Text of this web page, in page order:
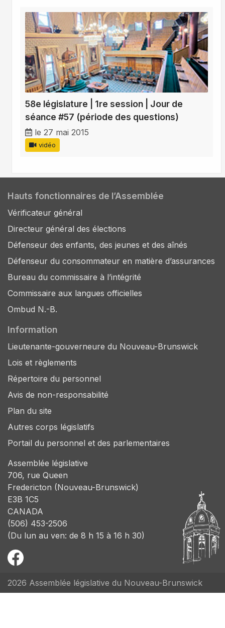
58e législature | 1re session | Jour de
séance #57 (période des questions)
le 27 mai 2015
vidéo
Hauts fonctionnaires de l’Assemblée
Vérificateur général
Directeur général des élections
Défenseur des enfants, des jeunes et des aînés
Défenseur du consommateur en matière d’assurances
Bureau du commissaire à l’intégrité
Commissaire aux langues officielles
Ombud N.-B.
Information
Lieutenante-gouverneure du Nouveau-Brunswick
Lois et règlements
Répertoire du personnel
Avis de non-responsabilité
Plan du site
Autres corps législatifs
Portail du personnel et des parlementaires
Assemblée législative
706, rue Queen
Fredericton (Nouveau-Brunswick)
E3B 1C5
CANADA
(506) 453-2506
(Du lun au ven: de 8 h 15 à 16 h 30)
2026 Assemblée législative du Nouveau-Brunswick